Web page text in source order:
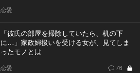
恋愛
「彼氏の部屋を掃除していたら、机の下
に…」家政婦扱いを受ける女が、見てしま
ったモノとは
恋愛 76